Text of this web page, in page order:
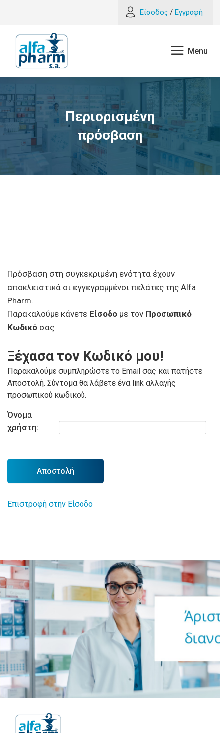
Είσοδος / Εγγραφή
Περιορισμένη
πρόσβαση
Πρόσβαση στη συγκεκριμένη ενότητα έχουν
αποκλειστικά οι εγγεγραμμένοι πελάτες της Alfa
Pharm.
Παρακαλούμε κάνετε Είσοδο με τον Προσωπικό
Κωδικό σας.
Ξέχασα τον Κωδικό μου!
Παρακαλούμε συμπληρώστε το Email σας και πατήστε
Αποστολή. Σύντομα θα λάβετε ένα link αλλαγής
προσωπικού κωδικού.
Όνομα
χρήστη:
Αποστολή
Επιστροφή στην Είσοδο